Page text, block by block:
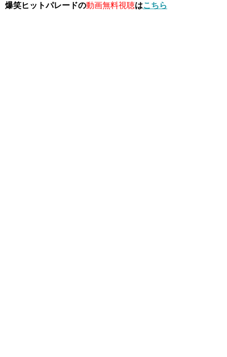
爆笑ヒットパレードの動画無料視聴はこちら